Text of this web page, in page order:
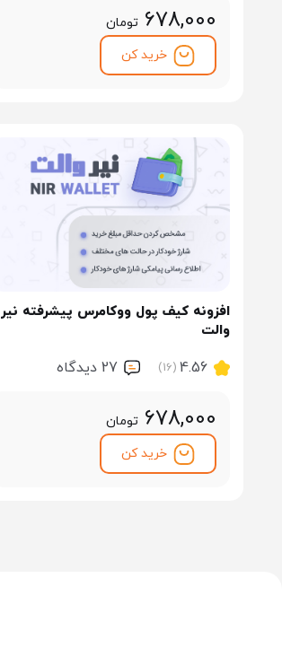
678,000 تومان
خرید کن
افزونه کیف پول ووکامرس پیشرفته نیر
والت
4.56
(16) 27 ديدگاه
678,000 تومان
خرید کن